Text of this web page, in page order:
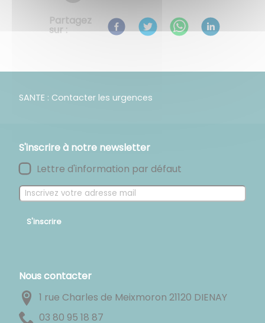
Partagez
sur :
SANTE : Contacter les urgences
S'inscrire à notre newsletter
Lettre d'information par défaut
S'inscrire
Nous contacter
1 rue Charles de Meixmoron 21120 DIENAY
78 81 59 08 30